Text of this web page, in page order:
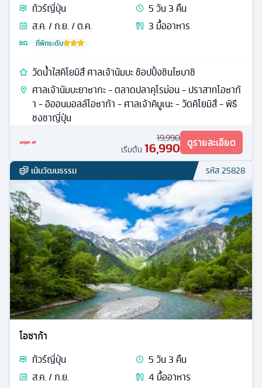
ทัวร์ญี่ปุ่น 5วัน3 คืน
ส.ค. / ก.ย. / ต.ค.
3 มื้ออาหาร
ที่พักระดับ
วัดน้ำใสคิโยมิสึ ศาลเจ้านัมบะ ช้อปปิ้งชินไซบาชิ
ศาลเจ้านัมบะยาซากะ - ตลาดปลาคุโรม่อน - ปราสาทโอซาก้
า - อิออนมอลล์โอซาก้า - ศาลเจ้าคิบูเนะ - วัดคิโยมิสึ - พิธี
ชงชาญี่ปุ่น
19,990
เริ่มต้น 16,990 ดูรายละเอียด
เน้นวัฒนธรรม รหัส25828
โอซาก้า
ทัวร์ญี่ปุ่น 5วัน3 คืน
ส.ค. / ก.ย.
4 มื้ออาหาร